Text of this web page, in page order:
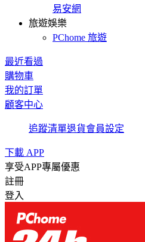
易安網
旅遊娛樂
PChome 旅遊
最近看過
購物車
我的訂單
顧客中心
追蹤清單退貨會員設定
下載 APP
享受APP專屬優惠
註冊
登入